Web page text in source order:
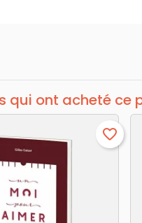
qui ont acheté ce
favorite_border